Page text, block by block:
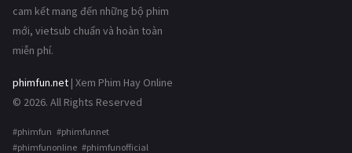
cam kết mang đến những bộ phim
mới, vietsub chuẩn và hoàn toàn
miễn phí.
phimfun.net | Xem Phim Hay Online
© 2026. All Rights Reserved
#phimfun #phimfunnet
#phimfunonline #phimfunofficial